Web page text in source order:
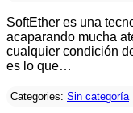
SoftEther es una
acaparando mucha
cualquier condición
es lo que…
Categories: Sin categoría